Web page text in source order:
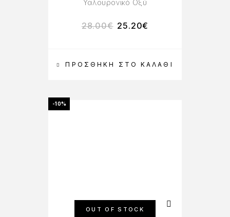
ΠΡΟΣΘΉΚΗ ΣΤΟ ΚΑΛΆΘΙ
Υαλουρονικό Οξύ
28.00€ 25.20€
-10%
OUT OF STOCK